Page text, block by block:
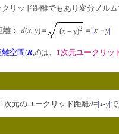
リッド距離でもあり変分ノルム
： d(x, y)＝ (x － y)2 ＝ |x－y|
離空間(R,d)は、 1次元ユークリッ
次元のユークリッド距離d=|x-y|